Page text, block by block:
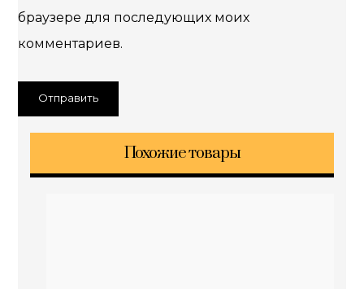
браузере для последующих моих
комментариев.
Похожие товары